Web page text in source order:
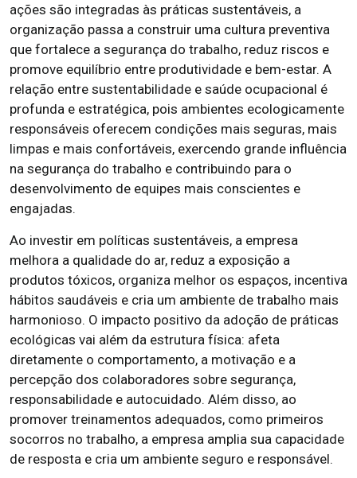
ações são integradas às práticas sustentáveis, a
organização passa a construir uma cultura preventiva
que fortalece a segurança do trabalho, reduz riscos e
promove equilíbrio entre produtividade e bem-estar. A
relação entre sustentabilidade e saúde ocupacional é
profunda e estratégica, pois ambientes ecologicamente
responsáveis oferecem condições mais seguras, mais
limpas e mais confortáveis, exercendo grande influência
na segurança do trabalho e contribuindo para o
desenvolvimento de equipes mais conscientes e
engajadas.
Ao investir em políticas sustentáveis, a empresa
melhora a qualidade do ar, reduz a exposição a
produtos tóxicos, organiza melhor os espaços, incentiva
hábitos saudáveis e cria um ambiente de trabalho mais
harmonioso. O impacto positivo da adoção de práticas
ecológicas vai além da estrutura física: afeta
diretamente o comportamento, a motivação e a
percepção dos colaboradores sobre segurança,
responsabilidade e autocuidado. Além disso, ao
promover treinamentos adequados, como primeiros
socorros no trabalho, a empresa amplia sua capacidade
de resposta e cria um ambiente seguro e responsável.